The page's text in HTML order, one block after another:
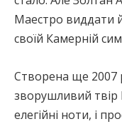
Маестро виддати
своїй Камерній
Створена ще 2007
зворушливий твір
елегійні ноти, і